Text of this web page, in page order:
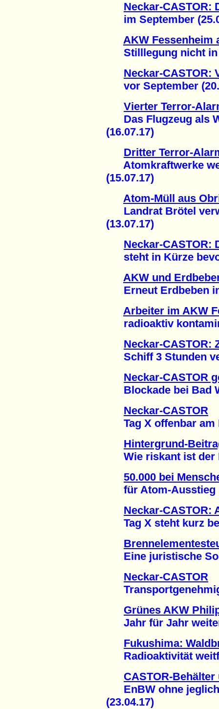
Neckar-CASTOR:
im September
AKW Fessenheim
Stilllegung nicht in
Neckar-CASTOR:
vor September
Vierter Terror-
Das Flugzeug als
(16.07.17)
Dritter Terror-
Atomkraftwerke
(15.07.17)
Atom-Müll aus
Landrat Brötel
(13.07.17)
Neckar-CASTOR:
steht in Kürze
AKW und
Erneut Erdbeben in
Arbeiter im AKW
radioaktiv
Neckar-CASTOR:
Schiff 3 Stunden
Neckar-CASTOR
Blockade bei Bad
Neckar-CASTOR
Tag X offenbar am
Hintergrund-
Wie riskant ist der
50.000 bei
für Atom-Ausstieg
Neckar-CASTOR:
Tag X steht kurz
Eine juristische
Neckar-CASTOR
Grünes AKW
Jahr für Jahr
Fukushima:
Radioaktivität
CASTOR-
EnBW ohne
(23.04.17)